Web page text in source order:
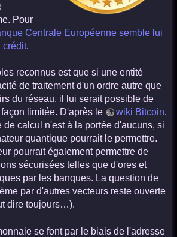
Pour
Centrale Européenne semble lui
crédit.
reconnus est que si une entité
de traitement d'un ordre autre que
du réseau, il lui serait possible de
limitée. D'après le
wiki Bitcoin,
de calcul n'est à la portée d'aucuns, si
quantique pourrait le permettre.
pourrait également permettre de
sécurisées telles que d'ores et
par les banques. La question de
par d'autres vecteurs reste ouverte
dire toujours…).
se font par le biais de l'adresse